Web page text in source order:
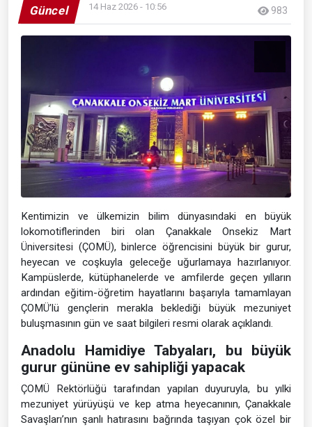
Güncel 14 Haz 2026 - 10:56 983
Kentimizin ve ülkemizin bilim dünyasındaki en büyük
lokomotiflerinden biri olan Çanakkale Onsekiz Mart
Üniversitesi (ÇOMÜ), binlerce öğrencisini büyük bir gurur,
heyecan ve coşkuyla geleceğe uğurlamaya hazırlanıyor.
Kampüslerde, kütüphanelerde ve amfilerde geçen yılların
ardından eğitim-öğretim hayatlarını başarıyla tamamlayan
ÇOMÜ’lü gençlerin merakla beklediği büyük mezuniyet
buluşmasının gün ve saat bilgileri resmi olarak açıklandı.
Anadolu Hamidiye Tabyaları, bu büyük
gurur gününe ev sahipliği yapacak
ÇOMÜ Rektörlüğü tarafından yapılan duyuruyla, bu yılki
mezuniyet yürüyüşü ve kep atma heyecanının, Çanakkale
Savaşları’nın şanlı hatırasını bağrında taşıyan çok özel bir